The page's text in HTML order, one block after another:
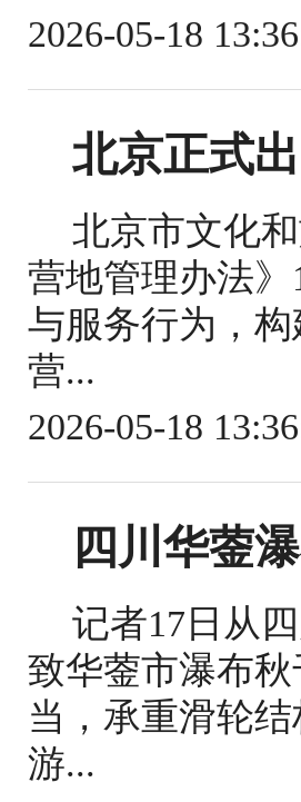
2026-05-18
北京正式
北京市文化
营地管理办法
与服务行为，
营...
2026-05-18
四川华蓥
记者17日从
致华蓥市瀑布
当，承重滑轮
游...